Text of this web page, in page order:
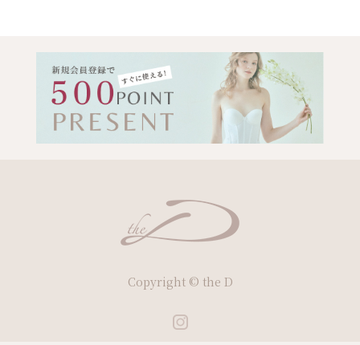
Copyright © the D